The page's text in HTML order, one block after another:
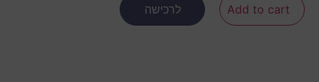
Add to cart לרכישה